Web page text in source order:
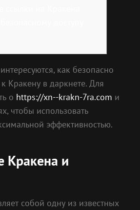
как безопасно
Кракену в даркнете. Для
о https://xn--krakn-7ra.com и
чтобы использовать
эффективностью.
Кракена и
собой одну из известных